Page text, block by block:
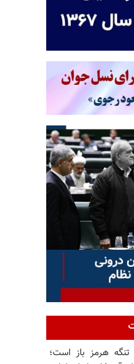
هرمز باز است؛